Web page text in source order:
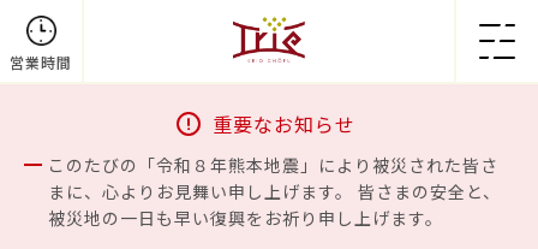
営業時間
重要なお知らせ
このたびの「令和８年熊本地震」により被災された皆さ
まに、心よりお見舞い申し上げます。 皆さまの安全と、
被災地の一日も早い復興をお祈り申し上げます。